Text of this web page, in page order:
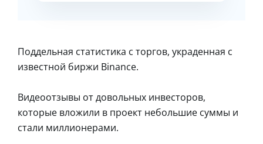
Поддельная статистика с торгов, украденная с
известной биржи Binance.
Видеоотзывы от довольных инвесторов,
которые вложили в проект небольшие суммы и
стали миллионерами.